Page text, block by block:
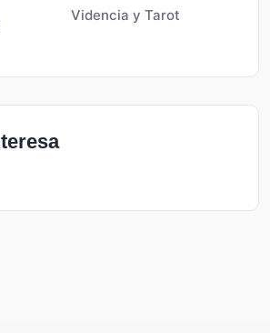
Videncia y Tarot